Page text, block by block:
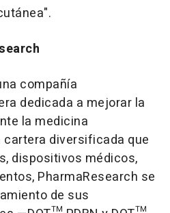
compañía
dedicada a mejorar la
la medicina
cartera diversificada que
dispositivos médicos,
PharmaResearch se
de sus